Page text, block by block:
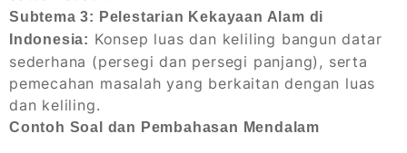
Subtema 3: Pelestarian Kekayaan Alam di
Indonesia: Konsep luas dan keliling bangun datar
sederhana (persegi dan persegi panjang), serta
pemecahan masalah yang berkaitan dengan luas
dan keliling.
Contoh Soal dan Pembahasan Mendalam